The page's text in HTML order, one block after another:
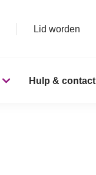
Lid worden
Hulp & contact